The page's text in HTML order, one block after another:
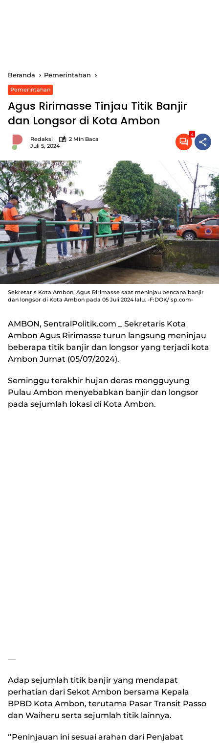
Beranda Pemerintahan
Pemerintahan
Agus Ririmasse Tinjau Titik Banjir
dan Longsor di Kota Ambon
Redaksi
2 Min Baca
Juli 5, 2024
4
Sekretaris Kota Ambon, Agus Ririmasse saat meninjau bencana banjir
dan longsor di Kota Ambon pada 05 Juli 2024 lalu. -F:DOK/ sp.com-
AMBON, SentralPolitik.com _ Sekretaris Kota
Ambon Agus Ririmasse turun langsung meninjau
beberapa titik banjir dan longsor yang terjadi kota
Ambon Jumat (05/07/2024).
Seminggu terakhir hujan deras mengguyung
Pulau Ambon menyebabkan banjir dan longsor
pada sejumlah lokasi di Kota Ambon.
—
Adap sejumlah titik banjir yang mendapat
perhatian dari Sekot Ambon bersama Kepala
BPBD Kota Ambon, terutama Pasar Transit Passo
dan Waiheru serta sejumlah titik lainnya.
‘’Peninjauan ini sesuai arahan dari Penjabat